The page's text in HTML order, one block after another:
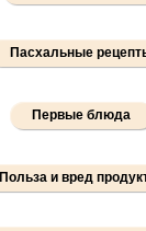
Пасхальные
Первые блюда
Польза и вред